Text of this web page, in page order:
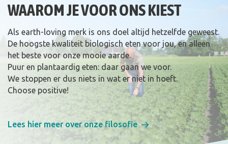
WAAROM JE VOOR ONS KIEST
Als earth-loving merk is ons doel altijd hetzelfde geweest.
De hoogste kwaliteit biologisch eten voor jou, en alleen
het beste voor onze mooie aarde.
Puur en plantaardig eten: daar gaan we voor.
We stoppen er dus niets in wat er niet in hoeft.
Choose positive!
Lees hier meer over onze filosofie